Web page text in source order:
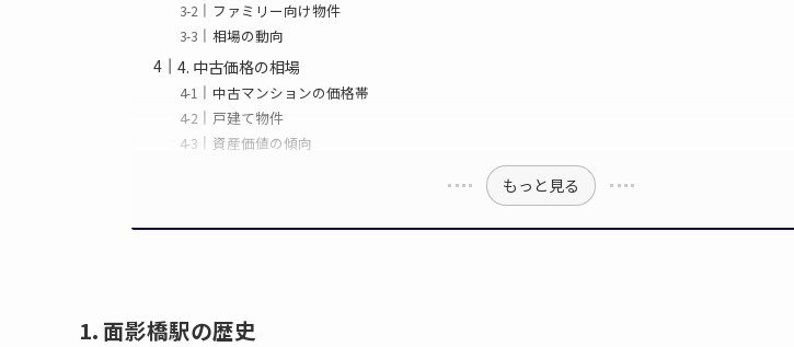
ファミリー向け物件
相場の動向
4. 中古価格の相場
中古マンションの価格帯
戸建て物件
資産価値の傾向
もっと見る
1. 面影橋駅の歴史